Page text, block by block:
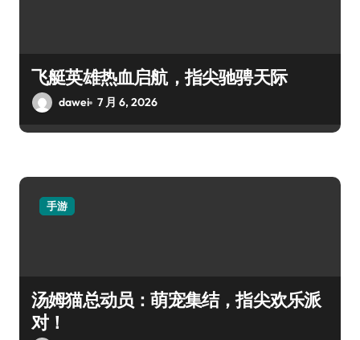
飞艇英雄热血启航，指尖驰骋天际
dawei 7 月 6, 2026
手游
汤姆猫总动员：萌宠集结，指尖欢乐派
对！